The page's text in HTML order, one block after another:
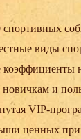
спортивных
виды
коэффициенты
и
VIP-
ценных